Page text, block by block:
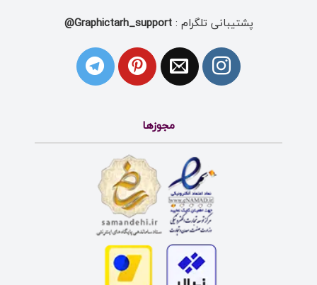
پشتیبانی تلگرام :Graphictarh_support@
مجوزها